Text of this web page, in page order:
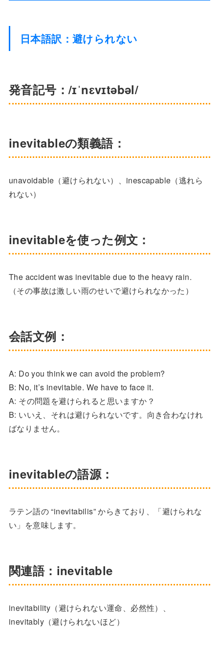
日本語訳：避けられない
発音記号：/ɪˈnɛvɪtəbəl/
inevitableの類義語：
unavoidable（避けられない）、inescapable（逃れら
れない）
inevitableを使った例文：
The accident was inevitable due to the heavy rain.
（その事故は激しい雨のせいで避けられなかった）
会話文例：
A: Do you think we can avoid the problem?
B: No, it’s inevitable. We have to face it.
A: その問題を避けられると思いますか？
B: いいえ、それは避けられないです。向き合わなけれ
ばなりません。
inevitableの語源：
ラテン語の “inevitabilis” からきており、「避けられな
い」を意味します。
関連語：inevitable
inevitability（避けられない運命、必然性）、
inevitably（避けられないほど）